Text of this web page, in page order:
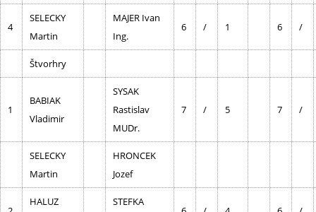
4
SELECKY
Martin
MAJER Ivan
Ing.
6 / 1 6 /
Štvorhry
1
BABIAK
Vladimir
SYSAK
Rastislav
MUDr.
7 / 5 7 /
SELECKY
Martin
HRONCEK
Jozef
HALUZ
STEFKA